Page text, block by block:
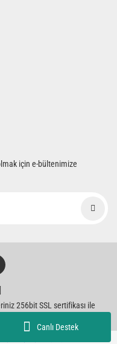
Canlı Destek
için e-bültenimize
256bit SSL sertifikası ile